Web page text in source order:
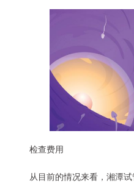
检查费用
从目前的情况来看，湘潭